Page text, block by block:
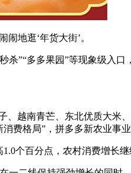
地逛‘年货大街’。
杀”“多多果园”等现象级入
、越南青芒、东北优质大米
费格局”，拼多多新农业事
个百分点，农村消费增长继